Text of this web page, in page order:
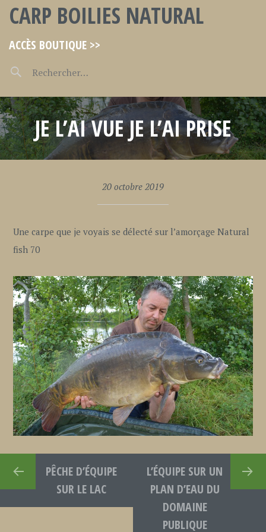
CARP BOILIES NATURAL
ACCÈS BOUTIQUE >>
JE L’AI VUE JE L’AI PRISE
20 octobre 2019
Une carpe que je voyais se délecté sur l’amorçage Natural
fish 70
PÊCHE D’ÉQUIPE
SUR LE LAC
L’ÉQUIPE SUR UN
PLAN D’EAU DU
DOMAINE
PUBLIQUE